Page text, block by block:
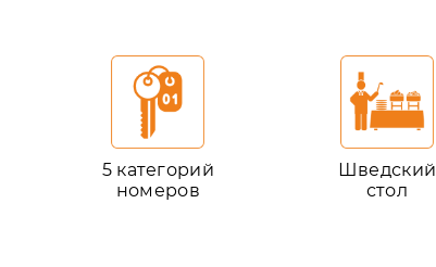
5 категорий
номеров
Шведский
стол